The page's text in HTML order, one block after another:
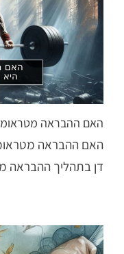
האם ההבראה
האם ההבראה
דן בתהליך ההבראה